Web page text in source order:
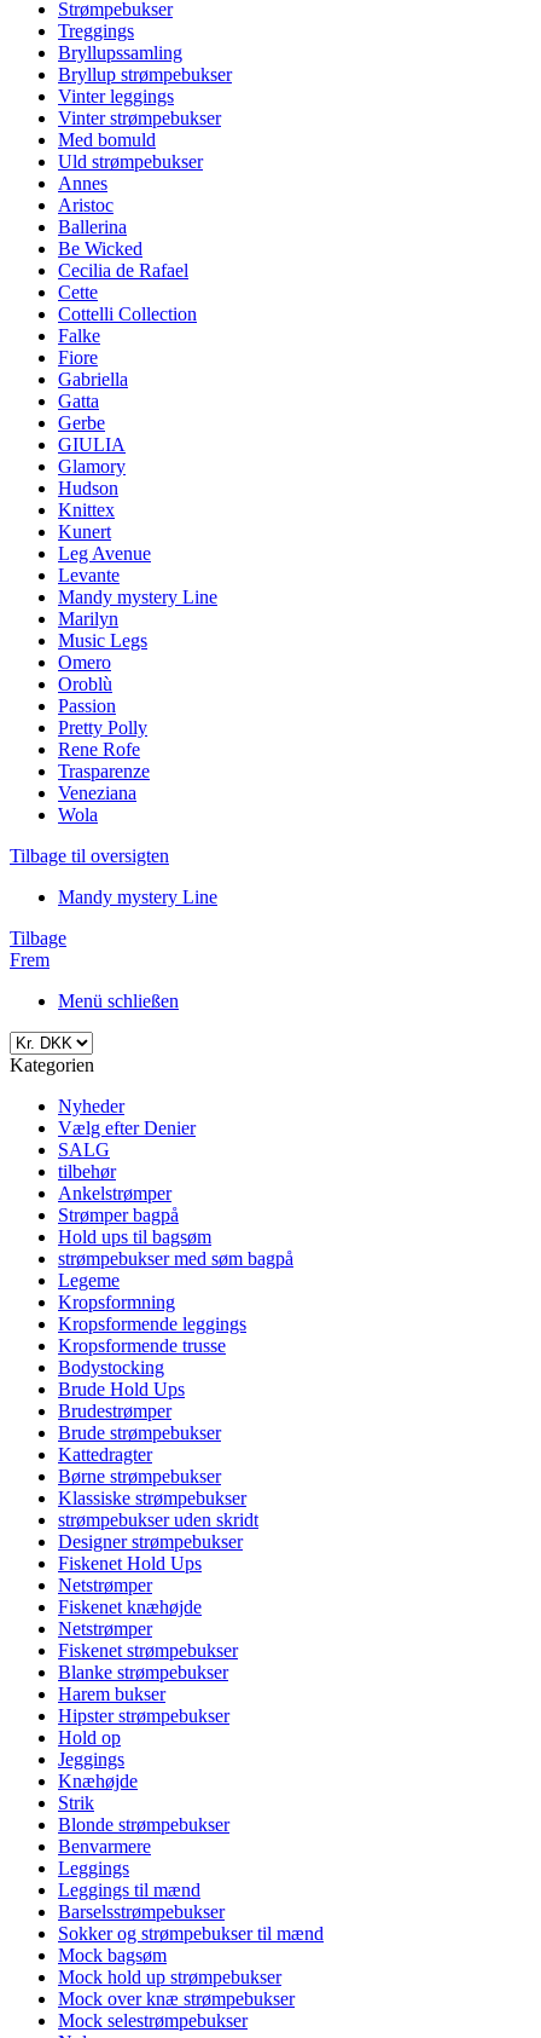
Strømpebukser
Treggings
Bryllupssamling
Bryllup strømpebukser
Vinter leggings
Vinter strømpebukser
Med bomuld
Uld strømpebukser
Annes
Aristoc
Ballerina
Be Wicked
Cecilia de Rafael
Cette
Cottelli Collection
Falke
Fiore
Gabriella
Gatta
Gerbe
GIULIA
Glamory
Hudson
Knittex
Kunert
Leg Avenue
Levante
Mandy mystery Line
Marilyn
Music Legs
Omero
Oroblù
Passion
Pretty Polly
Rene Rofe
Trasparenze
Veneziana
Wola
Tilbage til oversigten
Mandy mystery Line
Tilbage
Frem
Menü schließen
Kategorien
Nyheder
Vælg efter Denier
SALG
tilbehør
Ankelstrømper
Strømper bagpå
Hold ups til bagsøm
strømpebukser med søm bagpå
Legeme
Kropsformning
Kropsformende leggings
Kropsformende trusse
Bodystocking
Brude Hold Ups
Brudestrømper
Brude strømpebukser
Kattedragter
Børne strømpebukser
Klassiske strømpebukser
strømpebukser uden skridt
Designer strømpebukser
Fiskenet Hold Ups
Netstrømper
Fiskenet knæhøjde
Netstrømper
Fiskenet strømpebukser
Blanke strømpebukser
Harem bukser
Hipster strømpebukser
Hold op
Jeggings
Knæhøjde
Strik
Blonde strømpebukser
Benvarmere
Leggings
Leggings til mænd
Barselsstrømpebukser
Sokker og strømpebukser til mænd
Mock bagsøm
Mock hold up strømpebukser
Mock over knæ strømpebukser
Mock selestrømpebukser